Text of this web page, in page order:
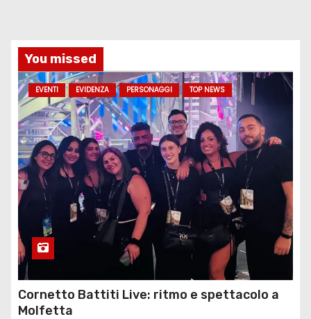
You missed
EVENTI EVIDENZA PERSONAGGI TOP NEWS
Cornetto Battiti Live: ritmo e spettacolo a
Molfetta